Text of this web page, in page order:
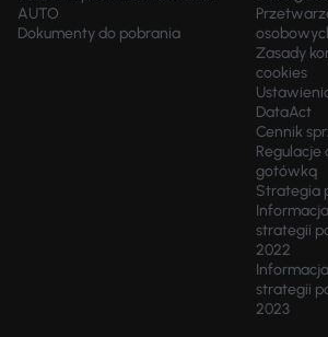
AUTO
Dokumenty do pobrania
Zasady
cookies
DataAct
Cennik
Regulacje
gotówką
Strategia
strategii
2022
strategii
2023